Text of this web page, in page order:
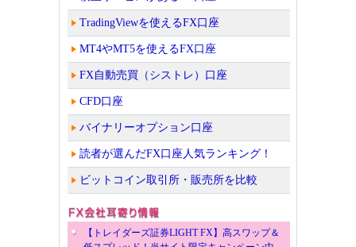
TradingViewを使えるFX口座
MT4やMT5を使えるFX口座
FX自動売買（シストレ）口座
CFD口座
バイナリーオプション口座
読者が選んだFX口座人気ランキング！
ビットコイン取引所・販売所を比較
【トレイダーズ証券LIGHT FX】高スワップ＆